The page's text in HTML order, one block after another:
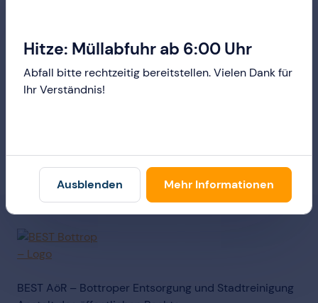
Winterdienst
BEST AöR – Bottroper Entsorgung und Stadtreinigung
Hitze: Müllabfuhr ab 6:00 Uhr
Abfall bitte rechtzeitig bereitstellen. Vielen Dank für
Ihr Verständnis!
Ausblenden Mehr Informationen